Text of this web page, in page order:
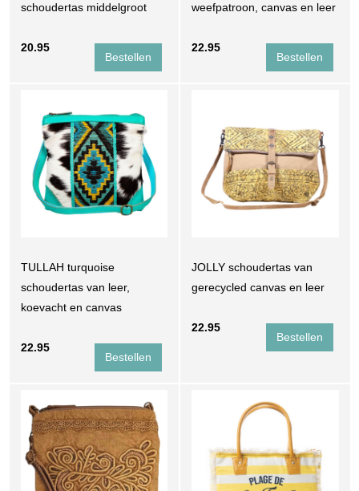
schoudertas middelgroot
20.95
weefpatroon, canvas en leer
22.95
TULLAH turquoise
schoudertas van leer,
koevacht en canvas
22.95
JOLLY schoudertas van
gerecycled canvas en leer
22.95